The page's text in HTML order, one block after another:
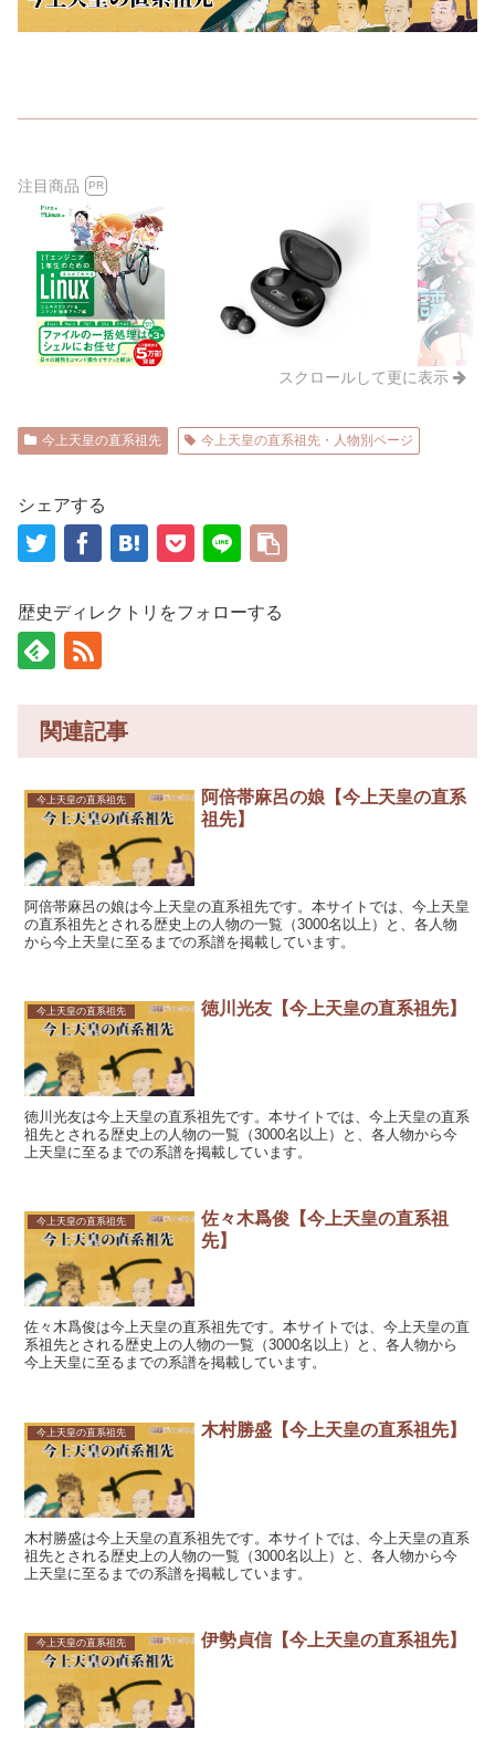
注目商品 PR
スクロールして更に表示
今上天皇の直系祖先 今上天皇の直系祖先・人物別ページ
シェアする
歴史ディレクトリをフォローする
関連記事
今上天皇の直系祖先
阿倍帯麻呂の娘【今上天皇の直系
祖先】
阿倍帯麻呂の娘は今上天皇の直系祖先です。本サイトでは、今上天皇
の直系祖先とされる歴史上の人物の一覧（3000名以上）と、各人物
から今上天皇に至るまでの系譜を掲載しています。
今上天皇の直系祖先 徳川光友【今上天皇の直系祖先】
徳川光友は今上天皇の直系祖先です。本サイトでは、今上天皇の直系
祖先とされる歴史上の人物の一覧（3000名以上）と、各人物から今
上天皇に至るまでの系譜を掲載しています。
今上天皇の直系祖先
佐々木爲俊【今上天皇の直系祖
先】
佐々木爲俊は今上天皇の直系祖先です。本サイトでは、今上天皇の直
系祖先とされる歴史上の人物の一覧（3000名以上）と、各人物から
今上天皇に至るまでの系譜を掲載しています。
今上天皇の直系祖先 木村勝盛【今上天皇の直系祖先】
木村勝盛は今上天皇の直系祖先です。本サイトでは、今上天皇の直系
祖先とされる歴史上の人物の一覧（3000名以上）と、各人物から今
上天皇に至るまでの系譜を掲載しています。
今上天皇の直系祖先 伊勢貞信【今上天皇の直系祖先】